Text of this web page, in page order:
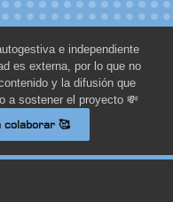
e independiente
es externa, por lo que no
y la difusión que
a sostener el proyecto 💸
colaborar 🥰